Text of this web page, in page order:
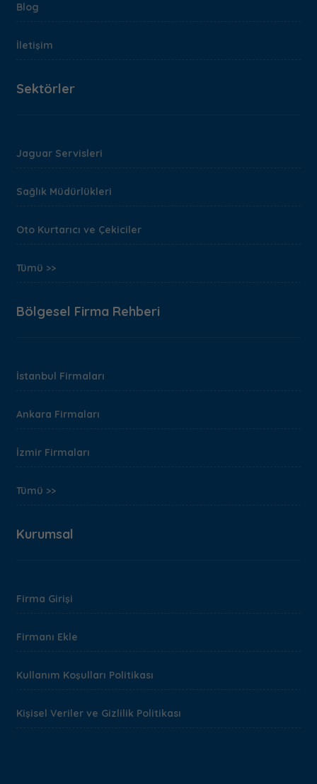
Blog
İletişim
Sektörler
Jaguar Servisleri
Sağlık Müdürlükleri
Oto Kurtarıcı ve Çekiciler
Tümü >>
Bölgesel Firma Rehberi
İstanbul Firmaları
Ankara Firmaları
İzmir Firmaları
Tümü >>
Kurumsal
Firma Girişi
Firmanı Ekle
Kullanım Koşulları Politikası
Kişisel Veriler ve Gizlilik Politikası